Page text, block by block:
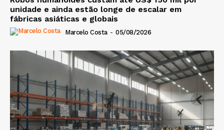
unidade e ainda estão longe de escalar em
fábricas asiáticas e globais
Marcelo Costa - 05/08/2026